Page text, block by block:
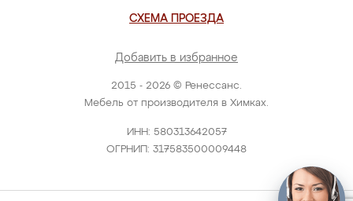
2015 - 2026 © Ренессанс.
Мебель от производителя в Химках.
ИНН: 580313642057
ОГРНИП: 317583500009448
СХЕМА ПРОЕЗДА
Добавить в избранное